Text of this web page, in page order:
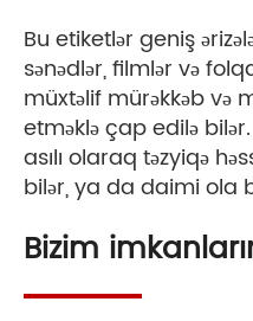
Bu etiketlər geniş
sənədlər, filmlər və
müxtəlif mürəkkəb və
etməklə çap edilə
asılı olaraq təzyiqə
bilər, ya da daimi ola
Bizim